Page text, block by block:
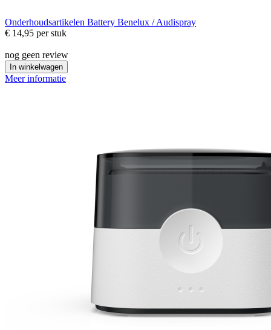
Onderhoudsartikelen Battery Benelux / Audispray
€ 14,95 per stuk
nog geen review
In winkelwagen
Meer informatie